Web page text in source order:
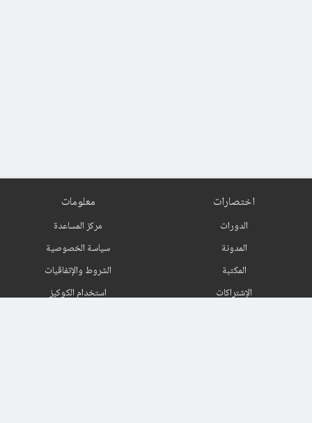
اختصارات
الدورات
المدونة
المكتبة
الإشتراكات
معلومات
مركز المساعدة
سياسة الخصوصية
الشروط والإتفاقيات
استخدام الكوكيز